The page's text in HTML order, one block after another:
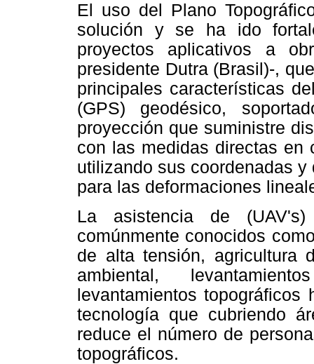
El uso del Plano
solución y se ha ido
proyectos aplicativos a
presidente Dutra (Brasil)-,
principales características
(GPS) geodésico,
proyección que suministre
con las medidas directas en
utilizando sus coordenadas
para las deformaciones
La asistencia de
comúnmente conocidos
de alta tensión, agricultura
ambiental,
levantamientos
tecnología que cubriendo
reduce el número de
topográficos.